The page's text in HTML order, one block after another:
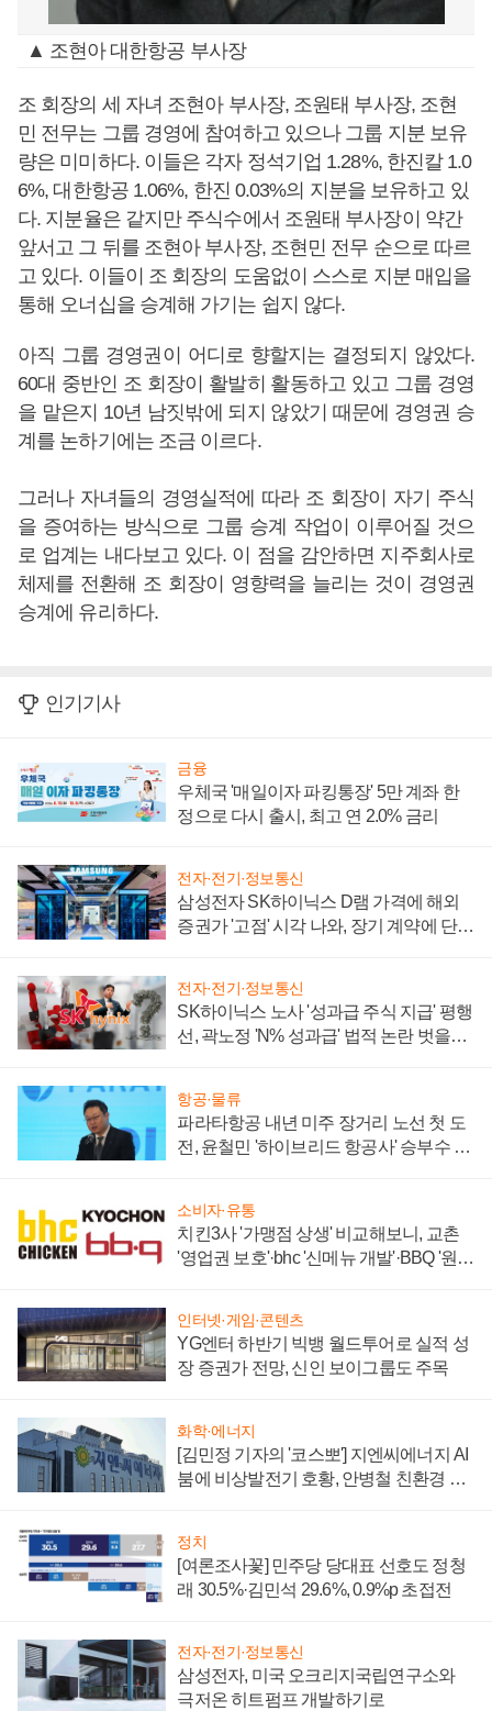
▲ 조현아 대한항공 부사장
조 회장의 세 자녀 조현아 부사장, 조원태 부사장, 조현
민 전무는 그룹 경영에 참여하고 있으나 그룹 지분 보유
량은 미미하다. 이들은 각자 정석기업 1.28%, 한진칼 1.0
6%, 대한항공 1.06%, 한진 0.03%의 지분을 보유하고 있
다. 지분율은 같지만 주식수에서 조원태 부사장이 약간
앞서고 그 뒤를 조현아 부사장, 조현민 전무 순으로 따르
고 있다. 이들이 조 회장의 도움없이 스스로 지분 매입을
통해 오너십을 승계해 가기는 쉽지 않다.
아직 그룹 경영권이 어디로 향할지는 결정되지 않았다.
60대 중반인 조 회장이 활발히 활동하고 있고 그룹 경영
을 맡은지 10년 남짓밖에 되지 않았기 때문에 경영권 승
계를 논하기에는 조금 이르다.
그러나 자녀들의 경영실적에 따라 조 회장이 자기 주식
을 증여하는 방식으로 그룹 승계 작업이 이루어질 것으
로 업계는 내다보고 있다. 이 점을 감안하면 지주회사로
체제를 전환해 조 회장이 영향력을 늘리는 것이 경영권
승계에 유리하다.
인기기사
금융
우체국 '매일이자 파킹통장' 5만 계좌 한
정으로 다시 출시, 최고 연 2.0% 금리
전자·전기·정보통신
삼성전자 SK하이닉스 D램 가격에 해외
증권가 '고점' 시각 나와, 장기 계약에 단점
전자·전기·정보통신
SK하이닉스 노사 '성과급 주식 지급' 평행
선, 곽노정 'N% 성과급' 법적 논란 벗을지
항공·물류
파라타항공 내년 미주 장거리 노선 첫 도
전, 윤철민 '하이브리드 항공사' 승부수 통
소비자·유통
치킨3사 '가맹점 상생' 비교해보니, 교촌
'영업권 보호'·bhc '신메뉴 개발'·BBQ '원가
인터넷·게임·콘텐츠
YG엔터 하반기 빅뱅 월드투어로 실적 성
장 증권가 전망, 신인 보이그룹도 주목
화학·에너지
[김민정 기자의 '코스뽀'] 지엔씨에너지 AI
붐에 비상발전기 호황, 안병철 친환경 에
정치
[여론조사꽃] 민주당 당대표 선호도 정청
래 30.5%·김민석 29.6%, 0.9%p 초접전
전자·전기·정보통신
삼성전자, 미국 오크리지국립연구소와
극저온 히트펌프 개발하기로